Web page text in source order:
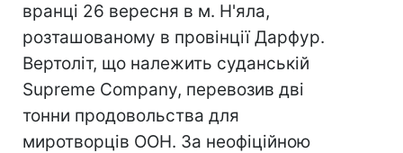
вранці 26 вересня в м. Н'яла,
розташованому в провінції Дарфур.
Вертоліт, що належить суданській
Supreme Company, перевозив дві
тонни продовольства для
миротворців ООН. За неофіційною